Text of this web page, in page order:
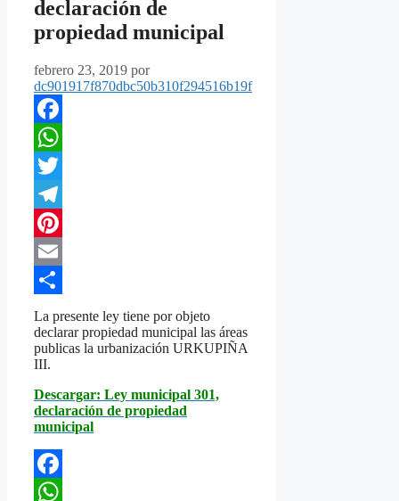
declaración de
propiedad municipal
febrero 23, 2019 por
dc901917f870dbc50b310f294516b19f
Facebook
WhatsApp
Twitter
Telegram
Pinterest
Email
Compartir
La presente ley tiene por objeto
declarar propiedad municipal las áreas
publicas la urbanización URKUPIÑA
III.
Descargar: Ley municipal 301,
declaración de propiedad
municipal
Facebook